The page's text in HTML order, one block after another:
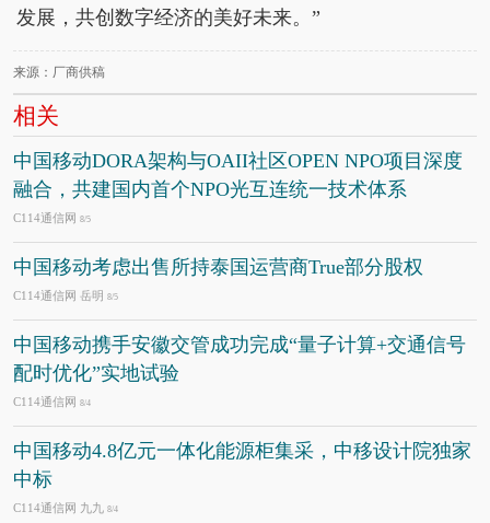
发展，共创数字经济的美好未来。”
来源：厂商供稿
相关
中国移动DORA架构与OAII社区OPEN NPO项目深度
融合，共建国内首个NPO光互连统一技术体系
C114通信网 8/5
中国移动考虑出售所持泰国运营商True部分股权
C114通信网 岳明 8/5
中国移动携手安徽交管成功完成“量子计算+交通信号
配时优化”实地试验
C114通信网 8/4
中国移动4.8亿元一体化能源柜集采，中移设计院独家
中标
C114通信网 九九 8/4